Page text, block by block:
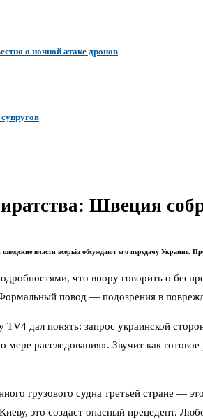
о ночной атаке дронов
Швеция
власти всерьёз обсуждают его передачу
что впору говорить о
повод — подозрения в
дал понять: запрос украинской
расследования». Звучит как
грузового судна третьей стране —
это создаст опасный прецедент.